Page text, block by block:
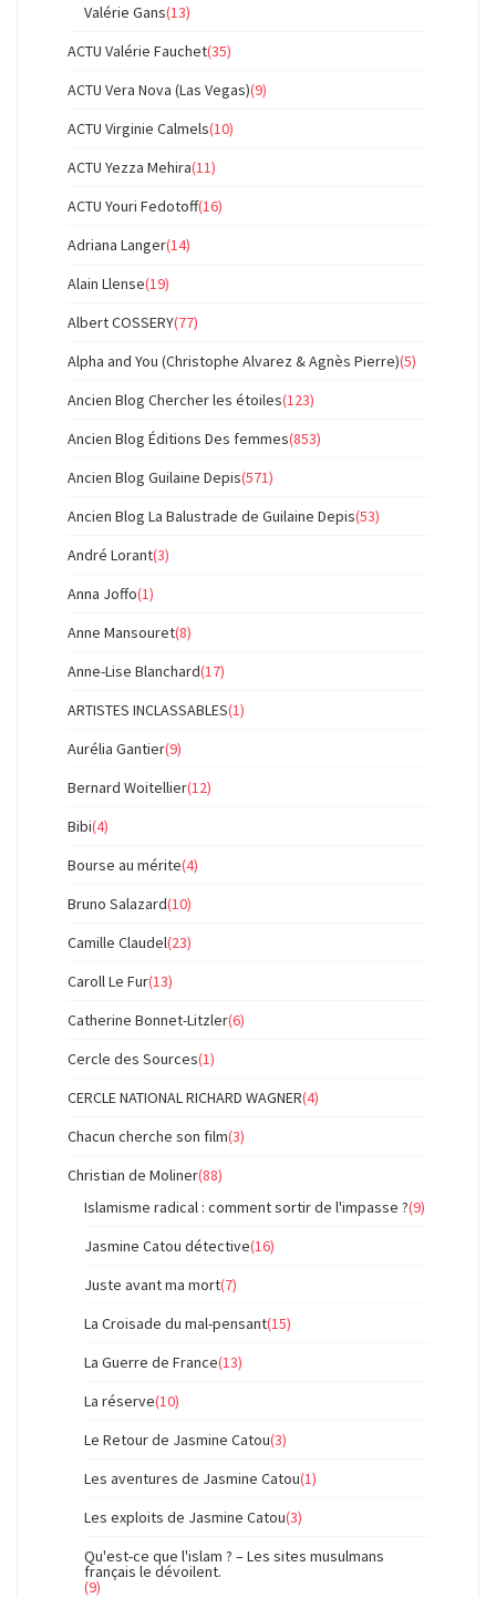
Valérie Gans(13)
ACTU Valérie Fauchet(35)
ACTU Vera Nova (Las Vegas)(9)
ACTU Virginie Calmels(10)
ACTU Yezza Mehira(11)
ACTU Youri Fedotoff(16)
Adriana Langer(14)
Alain Llense(19)
Albert COSSERY(77)
Alpha and You (Christophe Alvarez & Agnès Pierre)(5)
Ancien Blog Chercher les étoiles(123)
Ancien Blog Éditions Des femmes(853)
Ancien Blog Guilaine Depis(571)
Ancien Blog La Balustrade de Guilaine Depis(53)
André Lorant(3)
Anna Joffo(1)
Anne Mansouret(8)
Anne-Lise Blanchard(17)
ARTISTES INCLASSABLES(1)
Aurélia Gantier(9)
Bernard Woitellier(12)
Bibi(4)
Bourse au mérite(4)
Bruno Salazard(10)
Camille Claudel(23)
Caroll Le Fur(13)
Catherine Bonnet-Litzler(6)
Cercle des Sources(1)
CERCLE NATIONAL RICHARD WAGNER(4)
Chacun cherche son film(3)
Christian de Moliner(88)
Islamisme radical : comment sortir de l'impasse ?(9)
Jasmine Catou détective(16)
Juste avant ma mort(7)
La Croisade du mal-pensant(15)
La Guerre de France(13)
La réserve(10)
Le Retour de Jasmine Catou(3)
Les aventures de Jasmine Catou(1)
Les exploits de Jasmine Catou(3)
Qu'est-ce que l'islam ? – Les sites musulmans
français le dévoilent.
(9)